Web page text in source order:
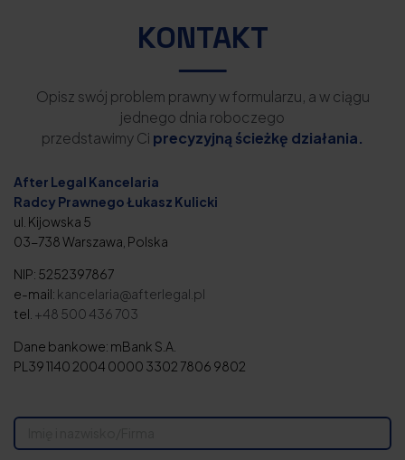
KONTAKT
Opisz swój problem prawny w formularzu, a w ciągu
jednego dnia roboczego
przedstawimy Ci precyzyjną ścieżkę działania.
After Legal Kancelaria
Radcy Prawnego Łukasz Kulicki
ul. Kijowska 5
03-738 Warszawa, Polska
NIP: 5252397867
e-mail: kancelaria@afterlegal.pl
tel. +48 500 436 703
Dane bankowe: mBank S.A.
PL39 1140 2004 0000 3302 7806 9802